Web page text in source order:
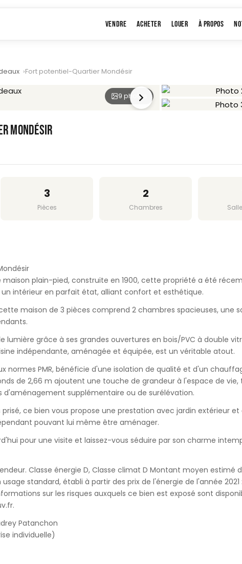
VENDRE ACHETER LOUER À PROPOS
Fort potentiel-Quartier Mondésir
9 photos
MONDÉSIR
3
Pièces
2
Chambres
plain-pied, construite en 1900, cette propriété a été
intérieur en parfait état, alliant confort et esthétique.
maison de 3 pièces comprend 2 chambres spacieuses, une
lumière grâce à ses grandes ouvertures en bois/PVC à double
indépendante, aménagée et équipée, est un véritable atout.
normes PMR, bénéficie d'une isolation de qualité et d'un
de 2,66 m ajoutent une touche de grandeur à l'espace de vie,
d'aménagement supplémentaire ou de surélévation.
ce bien vous propose une prestation avec jardin extérieur et
pouvant lui même être aménager.
pour une visite et laissez-vous séduire par son charme
Classe énergie D, Classe climat D Montant moyen estimé
standard, établi à partir des prix de l'énergie de l'année 2021
sur les risques auxquels ce bien est exposé sont
Patanchon
individuelle)